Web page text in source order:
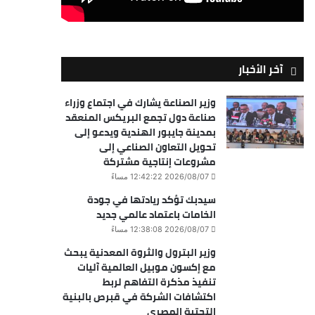
آخر الأخبار
وزير الصناعة يشارك في اجتماع وزراء
صناعة دول تجمع البريكس المنعقد
بمدينة جايبور الهندية ويدعو إلى
تحويل التعاون الصناعي إلى
مشروعات إنتاجية مشتركة
2026/08/07 12:42:22 مساءً
سيدبك تؤكد ريادتها في جودة
الخامات باعتماد عالمي جديد
2026/08/07 12:38:08 مساءً
وزير البترول والثروة المعدنية يبحث
مع إكسون موبيل العالمية آليات
تنفيذ مذكرة التفاهم لربط
اكتشافات الشركة في قبرص بالبنية
التحتية المصري